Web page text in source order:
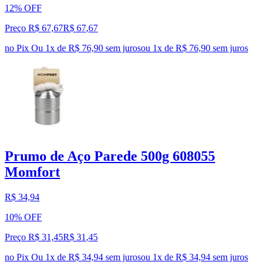
12% OFF
Preço R$ 67,67R$ 67,67
no Pix Ou 1x de R$ 76,90 sem jurosou 1x de R$ 76,90 sem juros
Prumo de Aço Parede 500g 608055
Momfort
R$ 34,94
10% OFF
Preço R$ 31,45R$ 31 ,45
no Pix Ou 1x de R$ 34,94 sem jurosou 1x de R$ 34,94 sem juros